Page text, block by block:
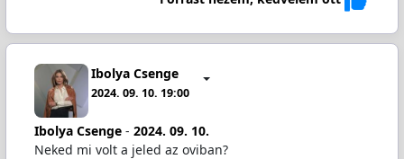
Ibolya Csenge
2024. 09. 10. 19:00
Ibolya Csenge- 2024. 09. 10.
Neked mi volt a jeled az oviban?